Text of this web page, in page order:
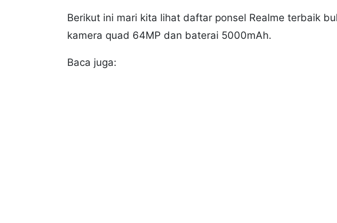
Berikut ini mari kita lihat daftar ponsel Realme terbaik
kamera quad 64MP dan baterai 5000mAh.
Baca juga: